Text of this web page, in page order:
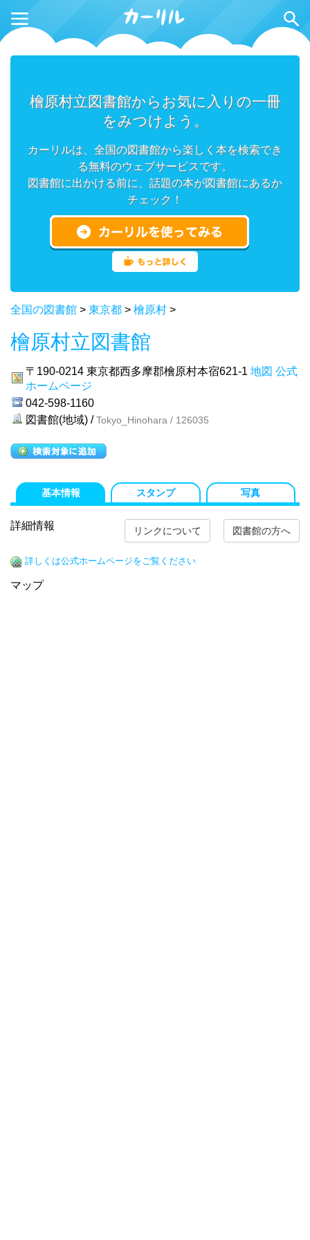
檜原村立図書館からお気に入りの一冊
をみつけよう。
カーリルは、全国の図書館から楽しく本を検索でき
る無料のウェブサービスです。
図書館に出かける前に、話題の本が図書館にあるか
チェック！
全国の図書館 > 東京都 > 檜原村 >
檜原村立図書館
〒190-0214 東京都西多摩郡檜原村本宿621-1 地図 公式
ホームページ
042-598-1160
図書館(地域) / Tokyo_Hinohara / 126035
基本情報 スタンプ 写真
リンクについて 図書館の方へ
詳細情報
詳しくは公式ホームページをご覧ください
マップ